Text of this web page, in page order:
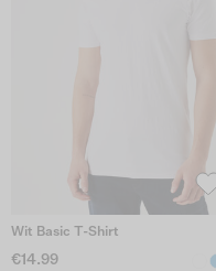
Wit Basic T-Shirt
€14.99